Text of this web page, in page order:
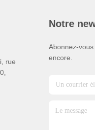
rue
Notre
Abonnez-
encore.